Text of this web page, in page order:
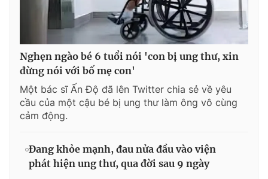
Nghẹn ngào bé 6 tuổi nói 'con bị ung thư, xin
đừng nói với bố mẹ con'
Một bác sĩ Ấn Độ đã lên Twitter chia sẻ về yêu
cầu của một cậu bé bị ung thư làm ông vô cùng
cảm động.
Đang khỏe mạnh, đau nửa đầu vào viện
phát hiện ung thư, qua đời sau 9 ngày